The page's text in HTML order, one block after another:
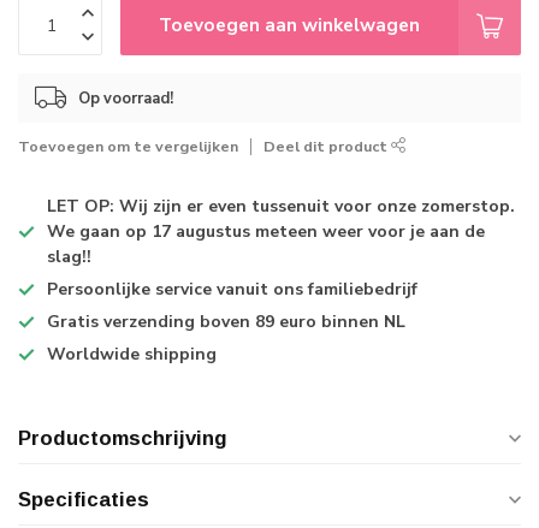
Toevoegen aan winkelwagen
Op voorraad!
Toevoegen om te vergelijken Deel dit product
LET OP: Wij zijn er even tussenuit voor onze zomerstop.
We gaan op 17 augustus meteen weer voor je aan de
slag!!
Persoonlijke service vanuit ons familiebedrijf
Gratis verzending boven 89 euro binnen NL
Worldwide shipping
Productomschrijving
Specificaties